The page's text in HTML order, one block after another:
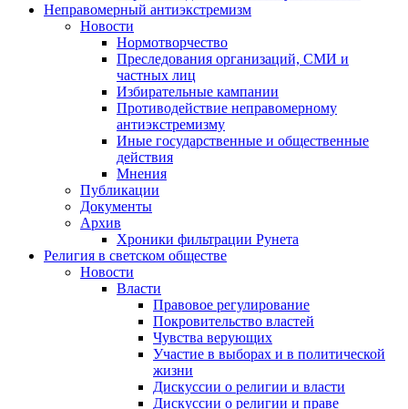
Неправомерный антиэкстремизм
Новости
Нормотворчество
Преследования организаций, СМИ и
частных лиц
Избирательные кампании
Противодействие неправомерному
антиэкстремизму
Иные государственные и общественные
действия
Мнения
Публикации
Документы
Архив
Хроники фильтрации Рунета
Религия в светском обществе
Новости
Власти
Правовое регулирование
Покровительство властей
Чувства верующих
Участие в выборах и в политической
жизни
Дискуссии о религии и власти
Дискуссии о религии и праве